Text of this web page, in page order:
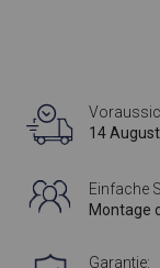
14
Einfache
Montage
Garantie: